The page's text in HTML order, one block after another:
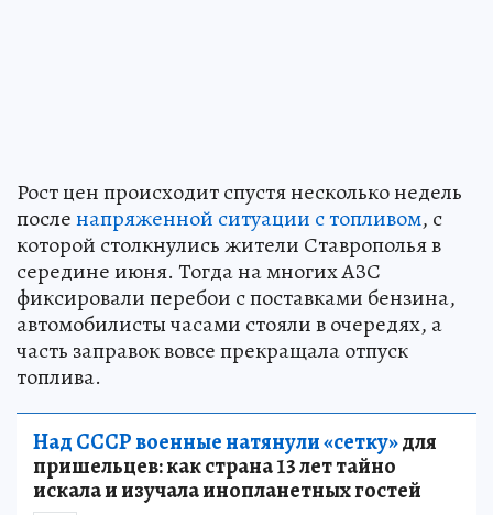
Рост цен происходит спустя несколько недель
посленапряженной ситуации с топливом, с
которой столкнулись жители Ставрополья в
середине июня. Тогда на многих АЗС
фиксировали перебои с поставками бензина,
автомобилисты часами стояли в очередях, а
часть заправок вовсе прекращала отпуск
топлива.
Над СССР военные натянули «сетку»для
пришельцев: как страна 13 лет тайно
искала и изучала инопланетных гостей